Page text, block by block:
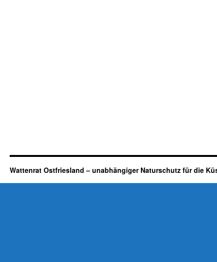
Wattenrat Ostfriesland – unabhängiger Naturschutz für die